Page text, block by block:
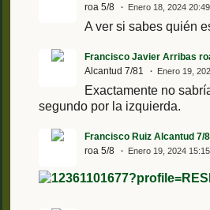
roa 5/8
Enero 18, 2024 20:49
A ver si sabes quién
Francisco Javier Arribas
Alcantud 7/81
Enero 19,
Exactamente no
segundo por la izquierda.
Francisco Ruiz Alcantud 7/
roa 5/8
Enero 19, 2024 15:15